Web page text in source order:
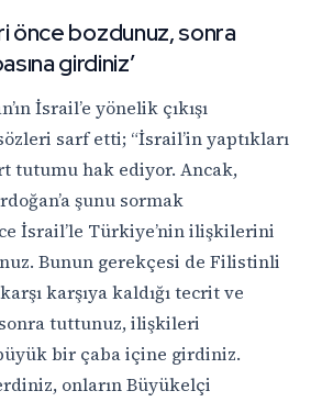
önce bozdunuz, sonra
girdiniz’
İsrail’e yönelik çıkışı
sarf etti; “İsrail’in yaptıkları
tutumu hak ediyor. Ancak,
şunu sormak
İsrail’le Türkiye’nin ilişkilerini
Bunun gerekçesi de Filistinli
karşıya kaldığı tecrit ve
tuttunuz, ilişkileri
bir çaba içine girdiniz.
onların Büyükelçi